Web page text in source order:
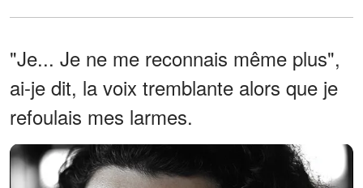
"Je... Je ne me reconnais même plus",
ai-je dit, la voix tremblante alors que je
refoulais mes larmes.